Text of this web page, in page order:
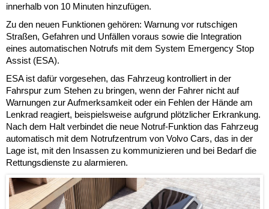
innerhalb von 10 Minuten hinzufügen.
Zu den neuen Funktionen gehören: Warnung vor rutschigen
Straßen, Gefahren und Unfällen voraus sowie die Integration
eines automatischen Notrufs mit dem System Emergency Stop
Assist (ESA).
ESA ist dafür vorgesehen, das Fahrzeug kontrolliert in der
Fahrspur zum Stehen zu bringen, wenn der Fahrer nicht auf
Warnungen zur Aufmerksamkeit oder ein Fehlen der Hände am
Lenkrad reagiert, beispielsweise aufgrund plötzlicher Erkrankung.
Nach dem Halt verbindet die neue Notruf-Funktion das Fahrzeug
automatisch mit dem Notrufzentrum von Volvo Cars, das in der
Lage ist, mit den Insassen zu kommunizieren und bei Bedarf die
Rettungsdienste zu alarmieren.